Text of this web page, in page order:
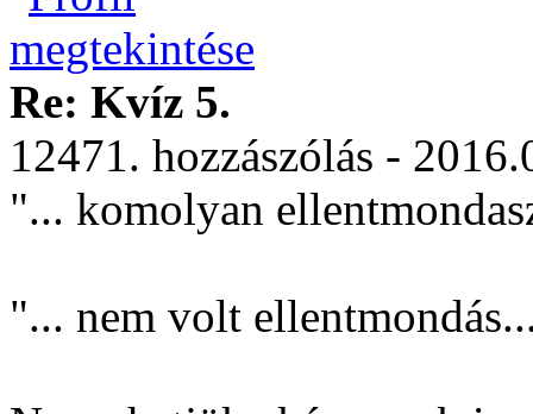
Re: Kvíz 5.
12471. hozzászólás -
"... komolyan
"... nem volt